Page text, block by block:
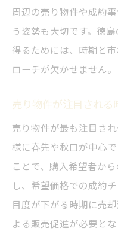
周辺の売り物件や成約
う姿勢も大切です。徳
得るためには、時期と
ローチが欠かせません。
売り物件が注目され
売り物件が最も注目さ
様に春先や秋口が中心
ことで、購入希望者か
し、希望価格での成約
目度が下がる時期に売
よる販売促進が必要とな